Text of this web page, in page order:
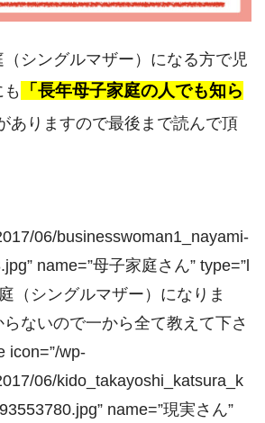
シングルマザー）になる方で児
「長年母子家庭の人でも知ら
ありますので最後まで読んで頂
06/businesswoman1_nayami-
name=”母子家庭さん” type=”l
（シングルマザー）になりま
ないので一から全て教えて下さ
icon=”/wp-
06/kido_takayoshi_katsura_k
name=”現実さん”